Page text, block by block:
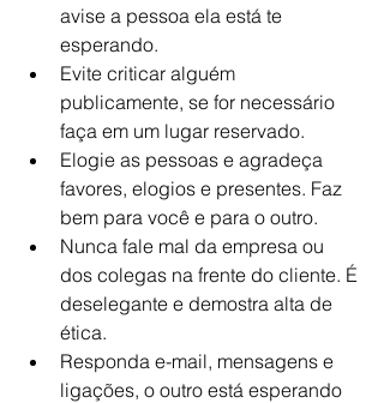
avise a pessoa ela está te
esperando.
Evite criticar alguém
publicamente, se for necessário
faça em um lugar reservado.
Elogie as pessoas e agradeça
favores, elogios e presentes. Faz
bem para você e para o outro.
Nunca fale mal da empresa ou
dos colegas na frente do cliente. É
deselegante e demostra alta de
ética.
Responda e-mail, mensagens e
ligações, o outro está esperando